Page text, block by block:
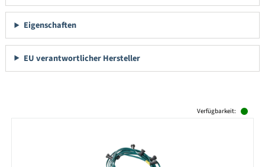
Eigenschaften
EU verantwortlicher Hersteller
Verfügbarkeit: